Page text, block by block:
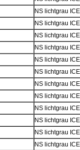
NS lichtgrau
NS lichtgrau
NS lichtgrau
NS lichtgrau
NS lichtgrau
NS lichtgrau
NS lichtgrau
NS lichtgrau
NS lichtgrau
NS lichtgrau
NS lichtgrau
NS lichtgrau